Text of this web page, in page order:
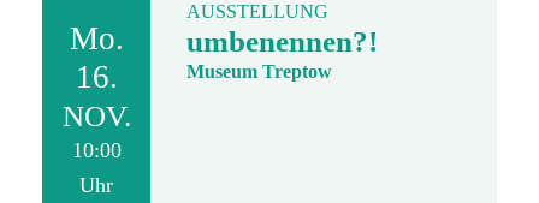
Mo.
16.
NOV.
10:00
Uhr
AUSSTELLUNG
umbenennen?!
Museum Treptow